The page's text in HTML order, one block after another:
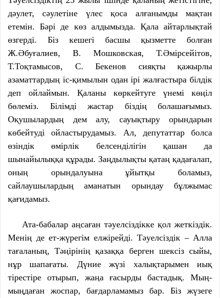
дәулет, сәулетіне үлес қоса алғанымды мақтан
етемін. Бәрі де көз алдымызда. Қала айтарлықтай
өзгерді. Біз кешегі басшы қызметте болған
Ж.Әбуғалиев, В. Мошковская, Т.Әмірсейітов,
Т.Тоқтамысов, С. Бекенов сияқты қажырлы
азаматтардың іс-қимылын одан ірі жалғастыра білдік
деп ойлаймын. Қаланы көркейтуге үнемі көңіл
бөлеміз. Білімді жастар біздің болашағымыз.
Оқушылардың дем алу, сауықтыру орындарын
көбейтуді ойластырудамыз. Ал, депутаттар болса
өзіндік өмірлік белсенділігін қашан да
шынайылыққа құрады. Заңдылықты қатаң қадағалап,
оның орындалуына ұйытқы боламыз,
сайлаушылардың аманатын орындау бұлжымас
қағидамыз.
Ата-бабалар аңсаған тәуелсіздікке қол жеткіздік.
Менің де ет-жүрегім елжірейді. Тәуелсіздік – Алла
тағаланың, Тәңірінің қазаққа берген шексіз сыйы,
нұр шапағаты. Дүние жүзі халықтарымен иық
тірестіре отырып, жаңа ғасырды бастадық. Мың-
мыңдаған жоспар, бағдарламамыз бар. Біз жүзеге